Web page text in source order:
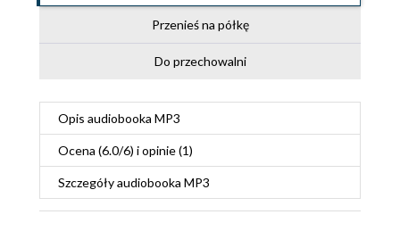
Przenieś na półkę
Do przechowalni
Opis audiobooka MP3
Ocena (6.0/6) i opinie (1)
Szczegółyaudiobooka MP3